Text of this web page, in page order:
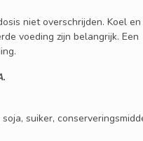
niet overschrijden. Koel
voeding zijn belangrijk. Een
suiker,